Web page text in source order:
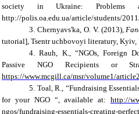
society in Ukraine: Problems
http://polis.oa.edu.ua/article/students/
3. Chernyavs'ka, O. V. (2013),
tutorial], Tsentr uchbovoyi literatury, Kyiv,
4.Rauh, K., “NGOs, Foreign
Passive NGO Recipients or
https://www.mcgill.ca/msr/volume1/article2
5. Toal,R., “Fundraising
for your NGO“, available at:http://
ngos/fundraising-essentials-creating-